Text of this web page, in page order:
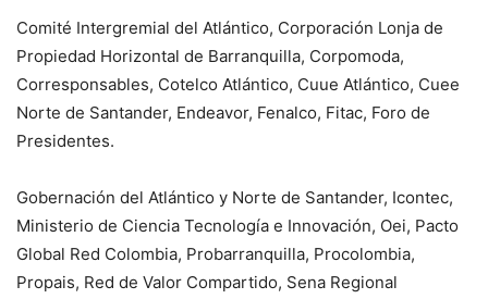
Comité Intergremial del Atlántico, Corporación Lonja de
Propiedad Horizontal de Barranquilla, Corpomoda,
Corresponsables, Cotelco Atlántico, Cuue Atlántico, Cuee
Norte de Santander, Endeavor, Fenalco, Fitac, Foro de
Presidentes.
Gobernación del Atlántico y Norte de Santander, Icontec,
Ministerio de Ciencia Tecnología e Innovación, Oei, Pacto
Global Red Colombia, Probarranquilla, Procolombia,
Propais, Red de Valor Compartido, Sena Regional